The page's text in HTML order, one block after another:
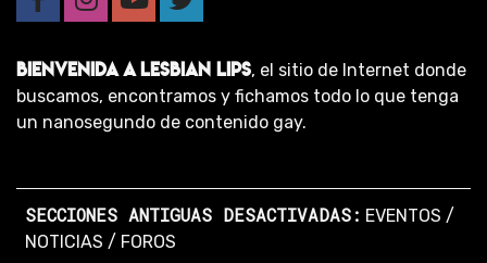
BIENVENIDA A LESBIAN LIPS, el sitio de Internet donde
buscamos, encontramos y fichamos todo lo que tenga
un nanosegundo de contenido gay.
SECCIONES ANTIGUAS DESACTIVADAS: EVENTOS /
NOTICIAS / FOROS